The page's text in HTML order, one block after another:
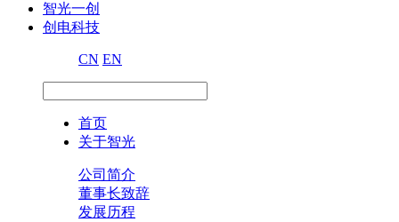
智光一创
创电科技
CN EN
首页
关于智光
公司简介
董事长致辞
发展历程